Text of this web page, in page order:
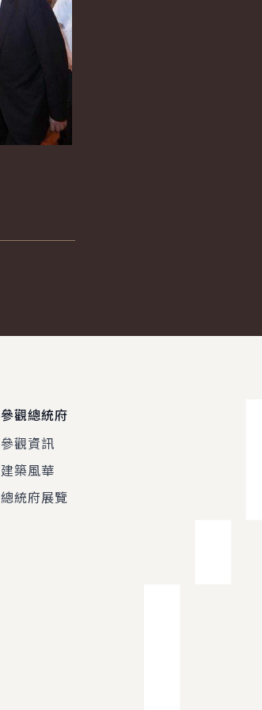
參觀總統府
參觀資訊
建築風華
總統府展覽